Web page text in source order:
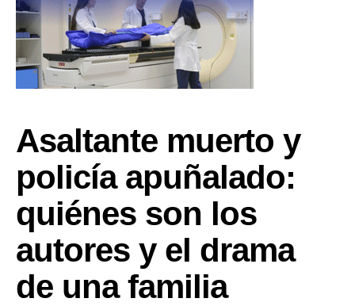
Asaltante muerto y
policía apuñalado:
quiénes son los
autores y el drama
de una familia